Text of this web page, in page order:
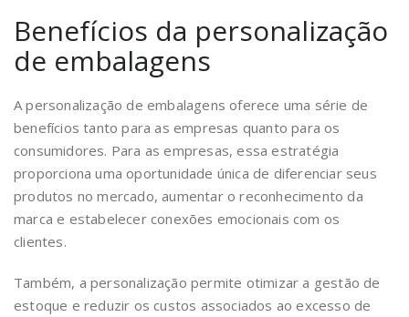
Benefícios da personalização
de embalagens
A personalização de embalagens oferece uma série de
benefícios tanto para as empresas quanto para os
consumidores. Para as empresas, essa estratégia
proporciona uma oportunidade única de diferenciar seus
produtos no mercado, aumentar o reconhecimento da
marca e estabelecer conexões emocionais com os
clientes.
Também, a personalização permite otimizar a gestão de
estoque e reduzir os custos associados ao excesso de